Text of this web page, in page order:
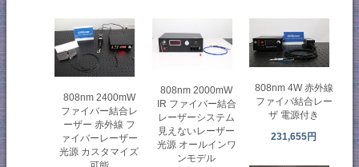
808nm 2400mW
ファイバー結合レ
ーザー 赤外線 フ
ァイバーレーザー
光源 カスタマイズ
808nm 2000mW
IR ファイバー結合
レーザーシステム
見えないレーザー
光源 オールインワ
ンモデル
808nm 4W 赤外線
ファイバ結合レー
ザ 電源付き
231,655円